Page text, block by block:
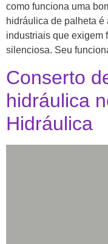
como funciona uma
hidráulica de palheta
industriais que exigem
silenciosa. Seu
Conserto
hidráulica
Hidráulica